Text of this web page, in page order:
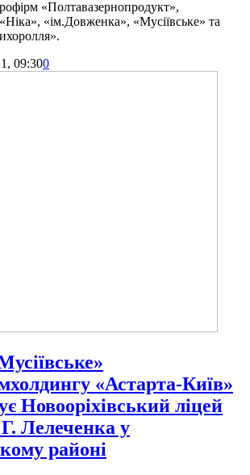
«Полтавазернопродукт»,
«ім.Довженка», «Мусіївське» та
09:300
«Астарта-Київ»
Новооріхівський ліцей
Лелеченка у
районі